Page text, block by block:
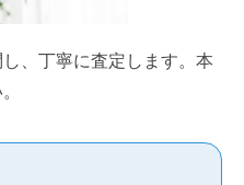
、丁寧に査定します。本